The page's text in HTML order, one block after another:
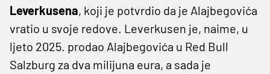
Leverkusena, koji je potvrdio da je Alajbegovića
vratio u svoje redove. Leverkusen je, naime, u
ljeto 2025. prodao Alajbegovića u Red Bull
Salzburg za dva milijuna eura, a sada je